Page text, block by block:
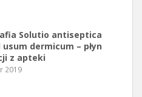
Solutio antiseptica
dermicum – płyn
z apteki
2019